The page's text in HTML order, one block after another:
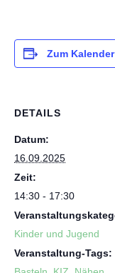
Zum
DETAILS
Datum:
16.09.2025
Zeit:
14:30 - 17:30
Kinder und Jugend
Veranstaltung-Tags: